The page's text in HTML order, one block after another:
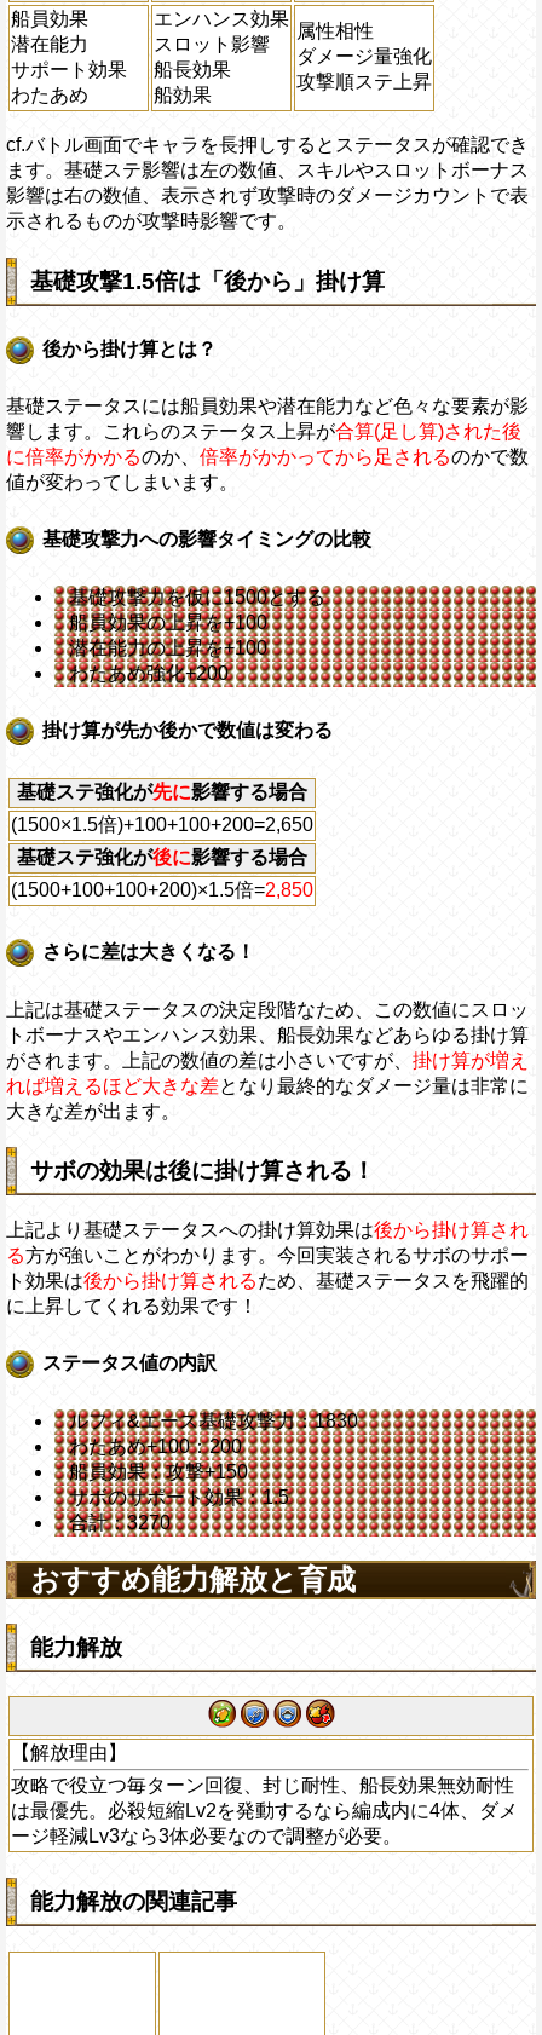
船員効果
潜在能力
サポート効果
わたあめ
エンハンス効果
スロット影響
船長効果
船効果
属性相性
ダメージ量強化
攻撃順ステ上昇
cf.バトル画面でキャラを長押しするとステータスが確認でき
ます。基礎ステ影響は左の数値、スキルやスロットボーナス
影響は右の数値、表示されず攻撃時のダメージカウントで表
示されるものが攻撃時影響です。
基礎攻撃1.5倍は「後から」掛け算
後から掛け算とは？
基礎ステータスには船員効果や潜在能力など色々な要素が影
響します。これらのステータス上昇が合算(足し算)された後
に倍率がかかるのか、 倍率がかかってから足されるのかで数
値が変わってしまいます。
基礎攻撃力への影響タイミングの比較
基礎攻撃力を仮に1500とする
船員効果の上昇を+100
潜在能力の上昇を+100
わたあめ強化+200
掛け算が先か後かで数値は変わる
基礎ステ強化が先に影響する場合
(1500×1.5倍)+100+100+200=2,650
基礎ステ強化が後に影響する場合
(1500+100+100+200)×1.5倍=2,850
さらに差は大きくなる！
上記は基礎ステータスの決定段階なため、この数値にスロッ
トボーナスやエンハンス効果、船長効果などあらゆる掛け算
がされます。上記の数値の差は小さいですが、 掛け算が増え
れば増えるほど大きな差となり最終的なダメージ量は非常に
大きな差が出ます。
サボの効果は後に掛け算される！
上記より基礎ステータスへの掛け算効果は後から掛け算され
る方が強いことがわかります。今回実装されるサボのサポー
ト効果は後から掛け算されるため、基礎ステータスを飛躍的
に上昇してくれる効果です！
ステータス値の内訳
ルフィ&エース基礎攻撃力：1830
わたあめ+100：200
船員効果：攻撃+150
サボのサポート効果：1.5
合計：3270
おすすめ能力解放と育成
能力解放
【解放理由】
攻略で役立つ毎ターン回復、封じ耐性、船長効果無効耐性
は最優先。必殺短縮Lv2を発動するなら編成内に4体、ダメ
ージ軽減Lv3なら3体必要なので調整が必要。
能力解放の関連記事